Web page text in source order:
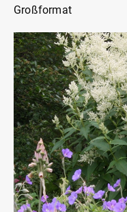
Großformat